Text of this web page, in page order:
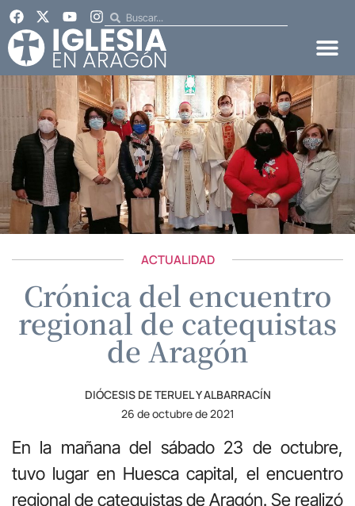
ACTUALIDAD
Crónica del encuentro
regional de catequistas
de Aragón
DIÓCESIS DE TERUEL Y ALBARRACÍN
26 de octubre de 2021
En la mañana del sábado 23 de octubre,
tuvo lugar en Huesca capital, el encuentro
regional de catequistas de Aragón. Se realizó